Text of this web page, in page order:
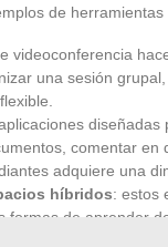
de
videoconferencia
una sesión
comentar en
adquiere una
híbridos: estos
formas de aprender